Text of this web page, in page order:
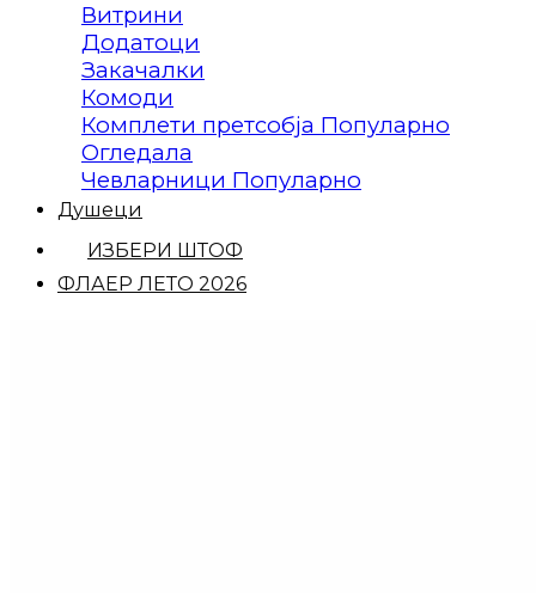
Витрини
Додатоци
Закачалки
Комоди
Комплети претсобја
Огледала
Чевларници
Душеци
ИЗБЕРИ ШТОФ
ФЛАЕР ЛЕТО 2026